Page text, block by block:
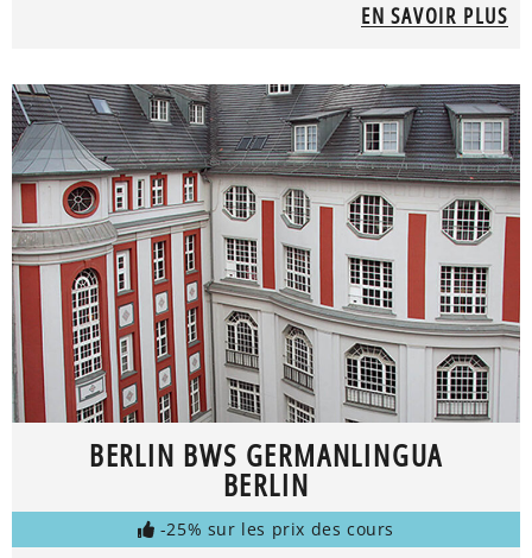
EN SAVOIR PLUS
BERLIN BWS GERMANLINGUA
BERLIN
-25% sur les prix des cours